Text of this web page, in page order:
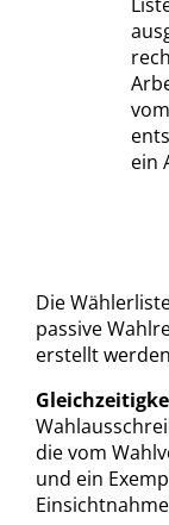
ein
Die
passive
erstellt
die vom
und ein